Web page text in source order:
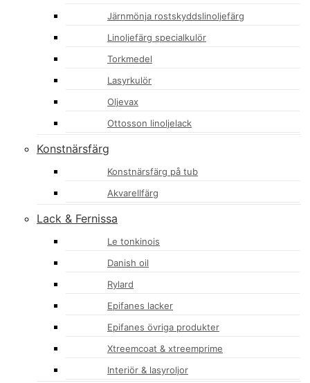
Järnmönja rostskyddslinoljefärg
Linoljefärg specialkulör
Torkmedel
Lasyrkulör
Oljevax
Ottosson linoljelack
Konstnärsfärg
Konstnärsfärg på tub
Akvarellfärg
Lack & Fernissa
Le tonkinois
Danish oil
Rylard
Epifanes lacker
Epifanes övriga produkter
Xtreemcoat & xtreemprime
Interiör & lasyroljor